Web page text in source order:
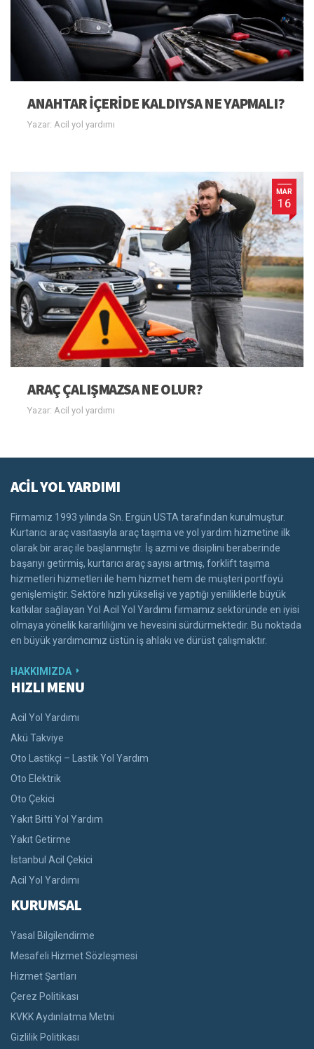
ANAHTAR IÇERIDE KALDIYSA NE YAPMALI?
Yazar: Acil yol yardımı
MAR
16
ARAÇ ÇALIŞMAZSA NE OLUR?
Yazar: Acil yol yardımı
ACİL YOL YARDIMI
Firmamız 1993 yılında Sn. Ergün USTA tarafından kurulmuştur.
Kurtarıcı araç vasıtasıyla araç taşıma ve yol yardım hizmetine ilk
olarak bir araç ile başlanmıştır. İş azmi ve disiplini beraberinde
başarıyı getirmiş, kurtarıcı araç sayısı artmış, forklift taşıma
hizmetleri hizmetleri ile hem hizmet hem de müşteri portföyü
genişlemiştir. Sektöre hızlı yükselişi ve yaptığı yeniliklerle büyük
katkılar sağlayan Yol Acil Yol Yardımı firmamız sektöründe en iyisi
olmaya yönelik kararlılığını ve hevesini sürdürmektedir. Bu noktada
en büyük yardımcımız üstün iş ahlakı ve dürüst çalışmaktır.
HAKKIMIZDA
HIZLI MENU
Acil Yol Yardımı
Akü Takviye
Oto Lastikçi – Lastik Yol Yardım
Oto Elektrik
Oto Çekici
Yakıt Bitti Yol Yardım
Yakıt Getirme
İstanbul Acil Çekici
Acil Yol Yardımı
KURUMSAL
Yasal Bilgilendirme
Mesafeli Hizmet Sözleşmesi
Hizmet Şartları
Çerez Politikası
KVKK Aydınlatma Metni
Gizlilik Politikası